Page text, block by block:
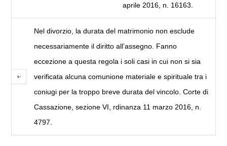
aprile 2016, n. 16163.
Nel divorzio, la durata del matrimonio non esclude
necessariamente il diritto all’assegno. Fanno
eccezione a questa regola i soli casi in cui non si sia
verificata alcuna comunione materiale e spirituale tra i
coniugi per la troppo breve durata del vincolo. Corte di
Cassazione, sezione VI, rdinanza 11 marzo 2016, n.
4797.